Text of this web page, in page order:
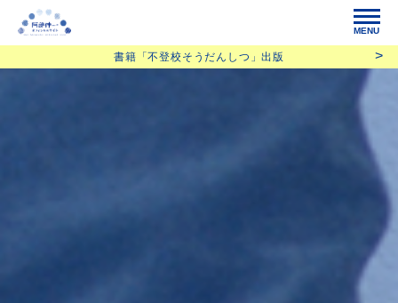
MENU
書籍「不登校そうだんしつ」出版